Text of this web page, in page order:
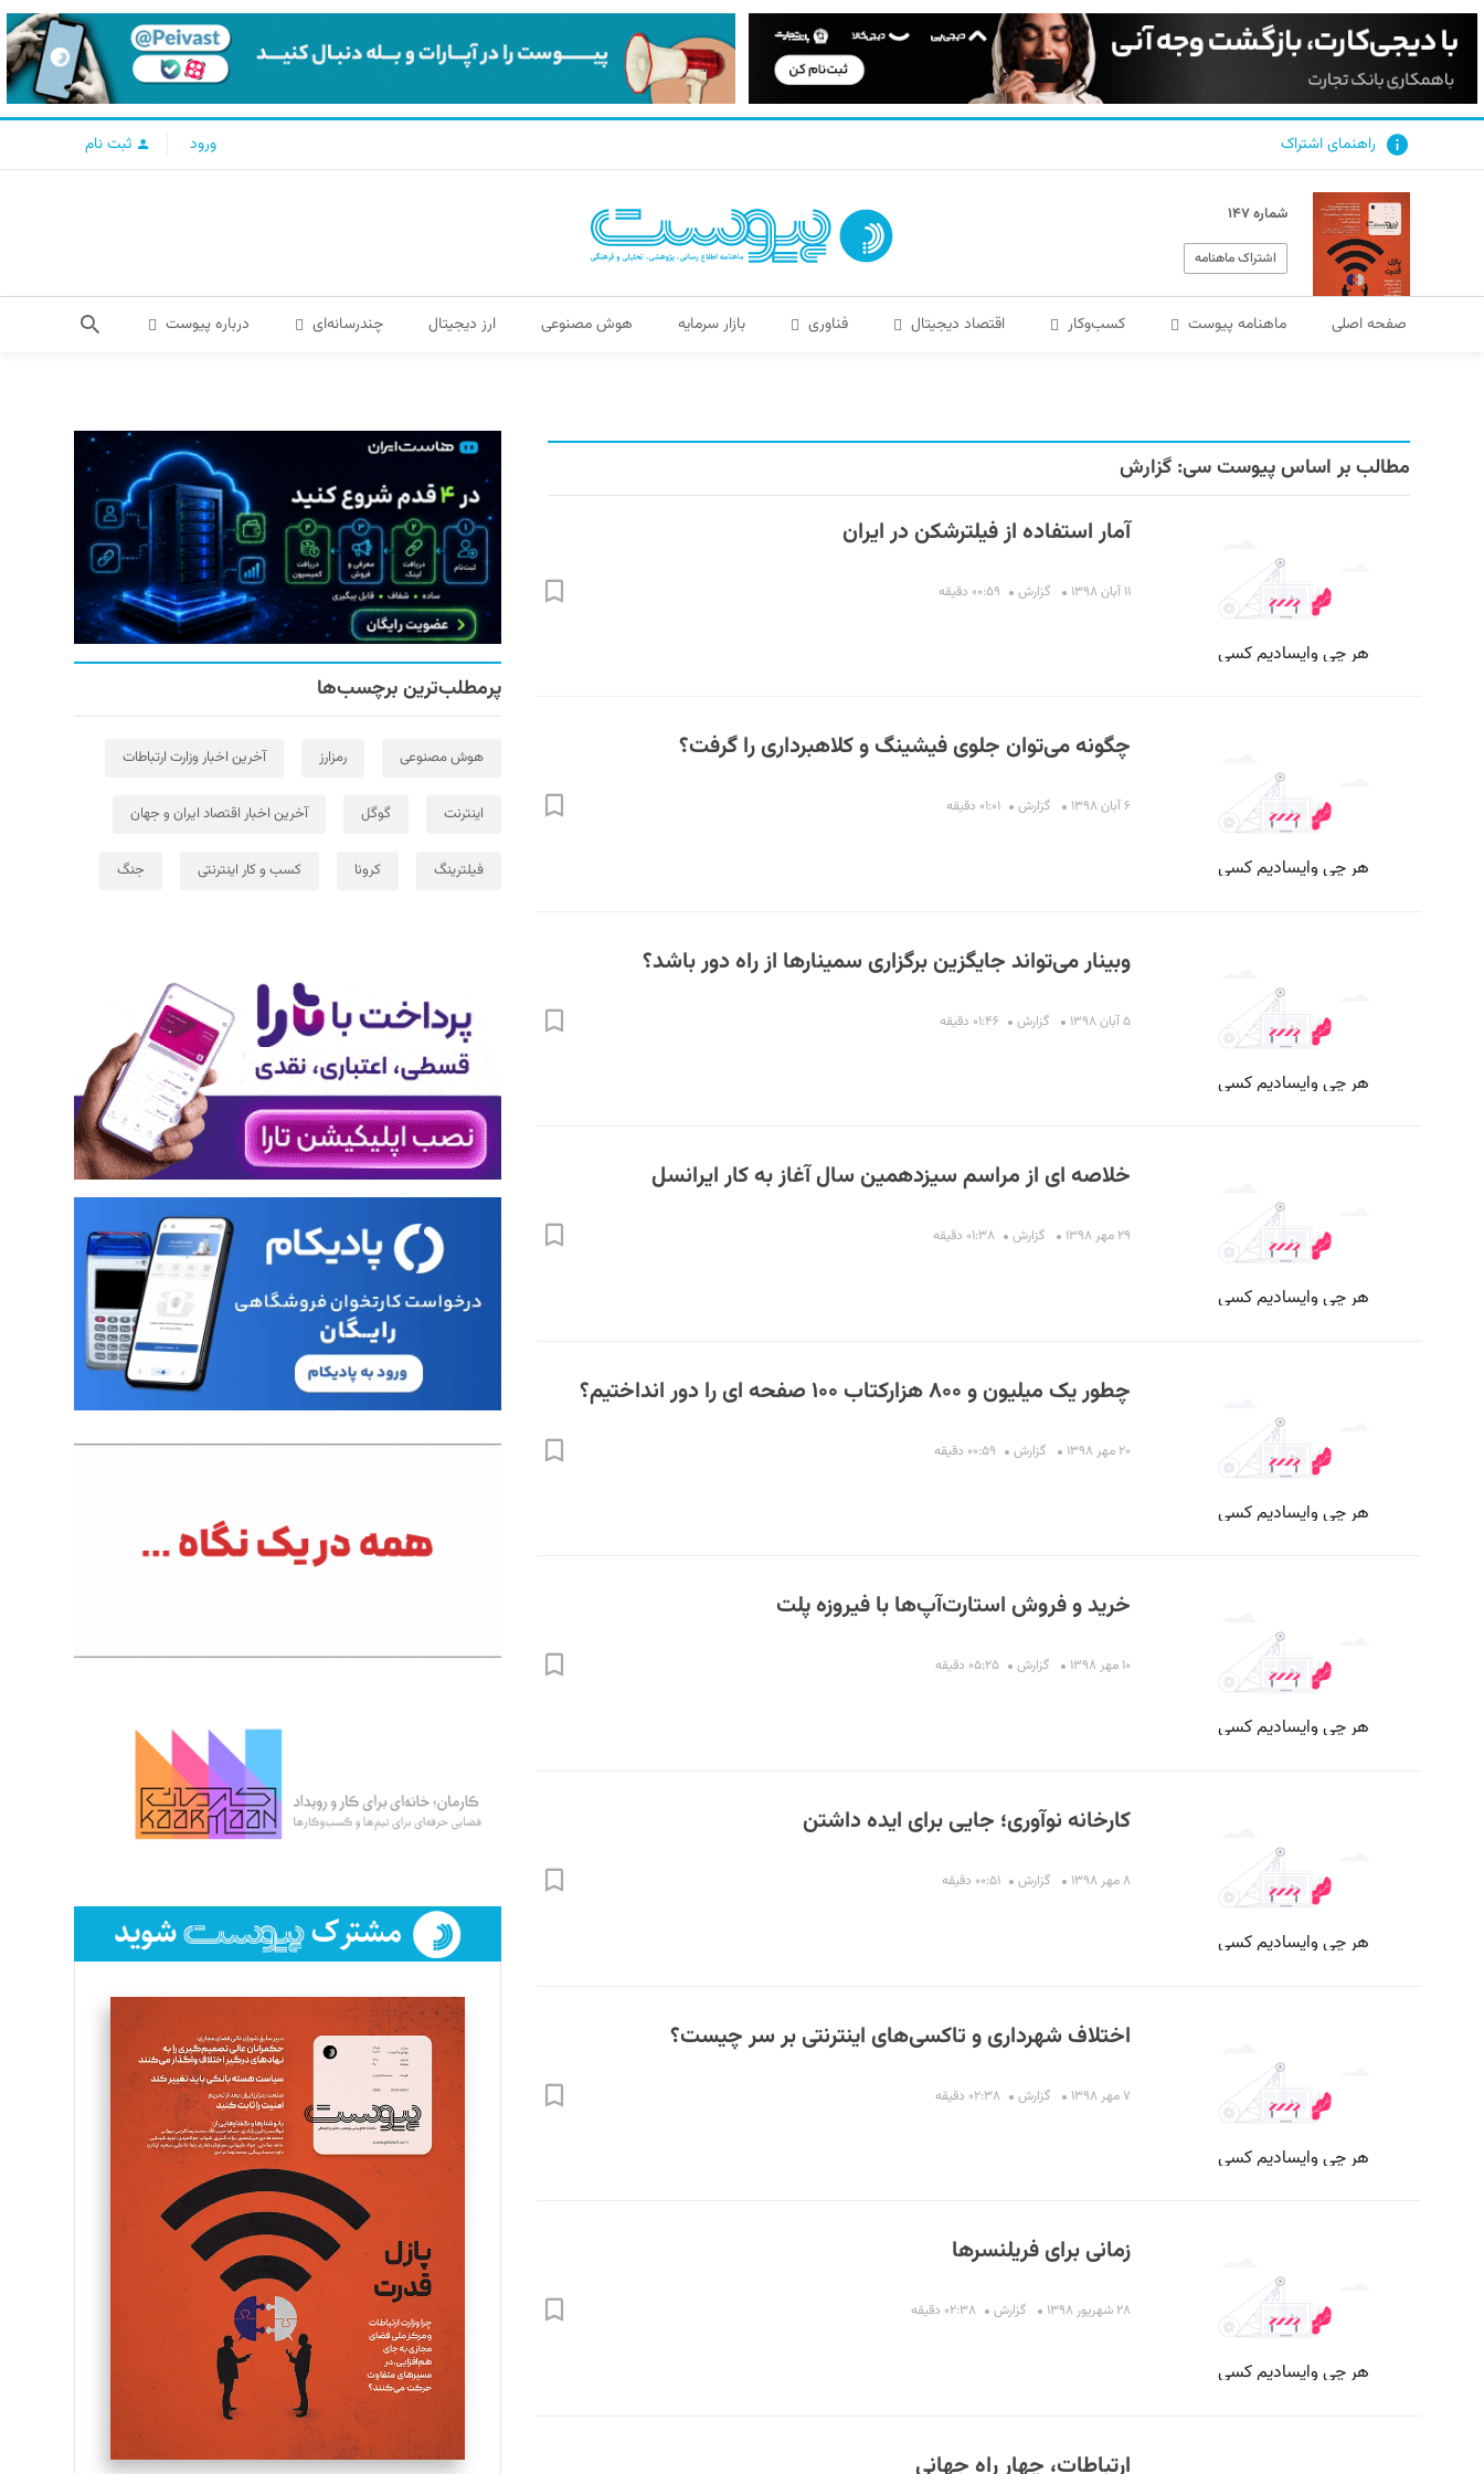
راهنمای اشتراک ورود ثبت نام
شماره ۱۴۷
اشتراک ماهنامه
صفحه اصلی ماهنامه پیوست کسب‌و‌کار اقتصاد دیجیتال فناوری بازار سرمایه هوش مصنوعی ارز دیجیتال چندرسانه‌ای درباره پیوست
مطالب بر اساس پیوست سی:گزارش
آمار استفاده از فیلترشکن در ایران
۱۱ آبان ۱۳۹۸ گزارش ۰۰:۵۹ دقیقه
چگونه می‌توان جلوی فیشینگ و کلاهبرداری را گرفت؟
۶ آبان ۱۳۹۸ گزارش ۰۱:۰۱ دقیقه
وبینار می‌تواند جایگزین برگزاری سمینارها از راه دور باشد؟
۵ آبان ۱۳۹۸ گزارش ۰۱:۴۶ دقیقه
خلاصه ای از مراسم سیزدهمین سال آغاز به کار ایرانسل
۲۹ مهر ۱۳۹۸ گزارش ۰۱:۳۸ دقیقه
چطور یک میلیون و ۸۰۰ هزارکتاب ۱۰۰ صفحه ای را دور انداختیم؟
۲۰ مهر ۱۳۹۸ گزارش ۰۰:۵۹ دقیقه
خرید و فروش استارت‌آپ‌ها با فیروزه پلت
۱۰ مهر ۱۳۹۸ گزارش ۰۵:۲۵ دقیقه
کارخانه نوآوری؛ جایی برای ایده داشتن
۸ مهر ۱۳۹۸ گزارش ۰۰:۵۱ دقیقه
اختلاف شهرداری و تاکسی‌های اینترنتی بر سر چیست؟
۷ مهر ۱۳۹۸ گزارش ۰۲:۳۸ دقیقه
زمانی برای فریلنسرها
۲۸ شهریور ۱۳۹۸ گزارش ۰۲:۳۸ دقیقه
ارتباطات، چهار راه جهانی
پرمطلب‌ترین برچسب‌ها
هوش مصنوعی رمزارز آخرین اخبار وزارت ارتباطات
اینترنت گوگل آخرین اخبار اقتصاد ایران و جهان
فیلترینگ کرونا کسب و کار اینترنتی جنگ